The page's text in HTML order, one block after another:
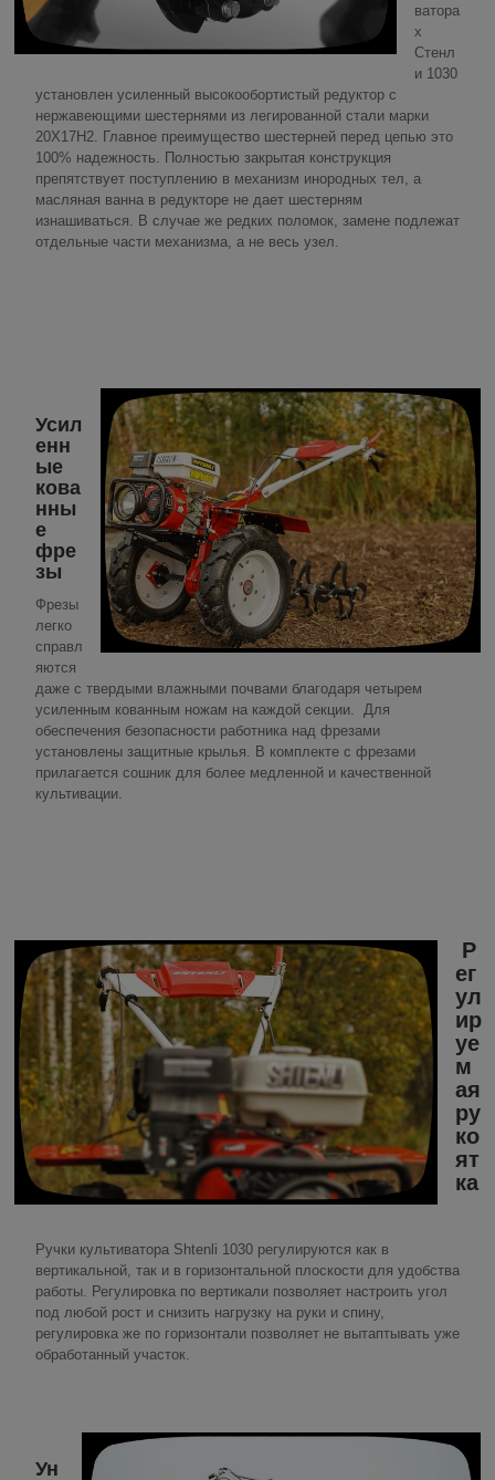
ватора
х
Стенл
и 1030
установлен усиленный высокообортистый редуктор с
нержавеющими шестернями из легированной стали марки
20X17H2. Главное преимущество шестерней перед цепью это
100% надежность. Полностью закрытая конструкция
препятствует поступлению в механизм инородных тел, а
масляная ванна в редукторе не дает шестерням
изнашиваться. В случае же редких поломок, замене подлежат
отдельные части механизма, а не весь узел.
Усил
енн
ые
кова
нны
е
фре
зы
Фрезы
легко
справл
яются
даже с твердыми влажными почвами благодаря четырем
усиленным кованным ножам на каждой секции. Для
обеспечения безопасности работника над фрезами
установлены защитные крылья. В комплекте с фрезами
прилагается сошник для более медленной и качественной
культивации.
Р
ег
ул
ир
уе
м
ая
ру
ко
ят
ка
Ручки культиватора Shtenli 1030 регулируются как в
вертикальной, так и в горизонтальной плоскости для удобства
работы. Регулировка по вертикали позволяет настроить угол
под любой рост и снизить нагрузку на руки и спину,
регулировка же по горизонтали позволяет не вытаптывать уже
обработанный участок.
Ун